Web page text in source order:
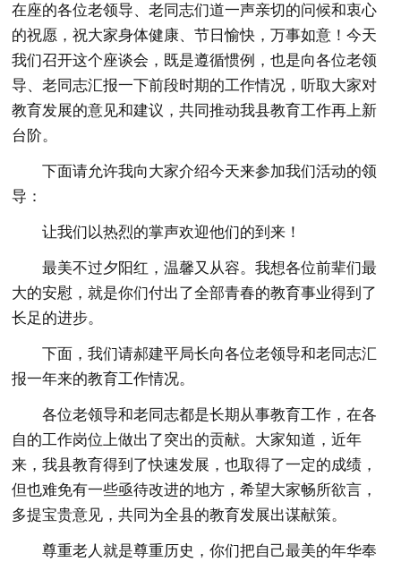
在座的各位老领导、老同志们道一声亲切的问候和衷心
的祝愿，祝大家身体健康、节日愉快，万事如意！今天
我们召开这个座谈会，既是遵循惯例，也是向各位老领
导、老同志汇报一下前段时期的工作情况，听取大家对
教育发展的意见和建议，共同推动我县教育工作再上新
台阶。
下面请允许我向大家介绍今天来参加我们活动的领
导：
让我们以热烈的掌声欢迎他们的到来！
最美不过夕阳红，温馨又从容。我想各位前辈们最
大的安慰，就是你们付出了全部青春的教育事业得到了
长足的进步。
下面，我们请郝建平局长向各位老领导和老同志汇
报一年来的教育工作情况。
各位老领导和老同志都是长期从事教育工作，在各
自的工作岗位上做出了突出的贡献。大家知道，近年
来，我县教育得到了快速发展，也取得了一定的成绩，
但也难免有一些亟待改进的地方，希望大家畅所欲言，
多提宝贵意见，共同为全县的教育发展出谋献策。
尊重老人就是尊重历史，你们把自己最美的年华奉